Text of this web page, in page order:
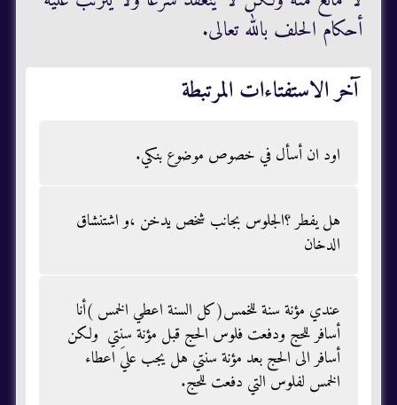
أحكام الحلف بالله تعالى.
آخر الاستفتاءات المرتبطة
اود ان أسأل في خصوص موضوع بنكي.
هل يفطر ؟الجلوس بجانب شخص يدخن ،و اشتنشاق
الدخان
عندي مؤنة سنة للخمس(كل السنة اعطي الخمس )أنا
أسافر للحج ودفعت فلوس الحج قبل مؤنة سنتي ولكن
أسافر الى الحج بعد مؤنة سنتي هل يجب عليَ اعطاء
الخمس لفلوس التي دفعت للحج.